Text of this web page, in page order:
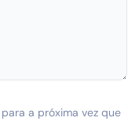
a próxima vez que